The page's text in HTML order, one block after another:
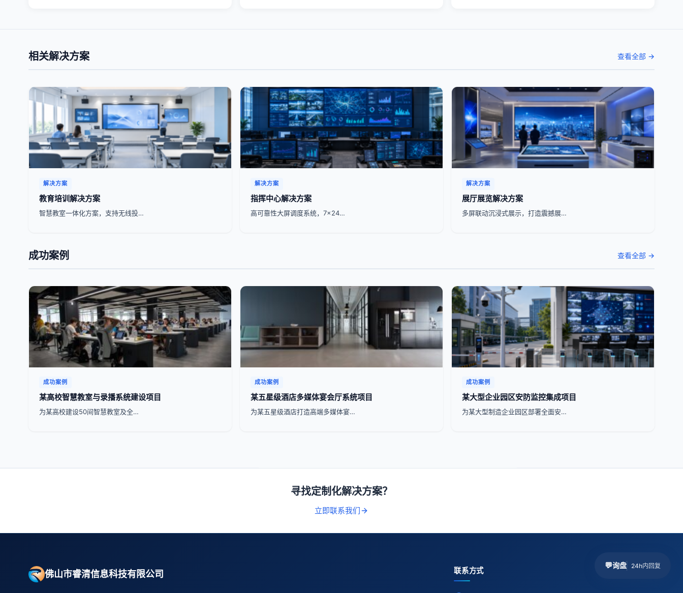
相关解决方案 查看全部 →
解决方案
教育培训解决方案
智慧教室一体化方案，支持无线投…
解决方案
指挥中心解决方案
高可靠性大屏调度系统，7x24…
解决方案
展厅展览解决方案
多屏联动沉浸式展示，打造震撼展…
成功案例 查看全部 →
成功案例
某高校智慧教室与录播系统建设项目
为某高校建设50间智慧教室及全…
成功案例
某五星级酒店多媒体宴会厅系统项目
为某五星级酒店打造高端多媒体宴…
成功案例
某大型企业园区安防监控集成项目
为某大型制造企业园区部署全面安…
寻找定制化解决方案？
立即联系我们
佛山市睿清信息科技有限公司 联系方式
💬询盘 24h内回复